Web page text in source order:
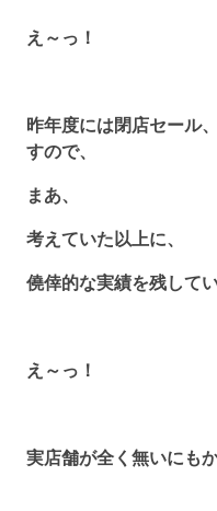
え～っ！
昨年度には閉店セール
すので、
まあ、
考えていた以上に、
僥倖的な実績を残して
え～っ！
実店舗が全く無いにも